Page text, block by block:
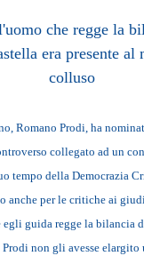
che regge la
era presente al
colluso
Romano Prodi, ha
collegato ad un
tempo della Democrazia
anche per le critiche ai
guida regge la bilancia
Prodi non gli avesse